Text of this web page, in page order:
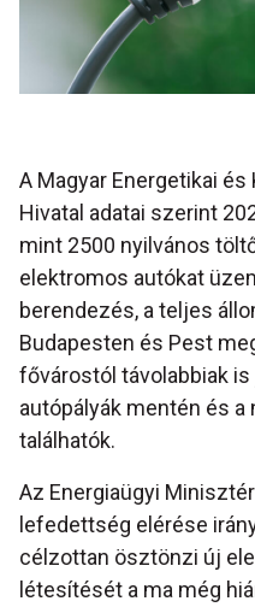
A Magyar Energetikai
Hivatal adatai szerint
mint 2500 nyilvános
elektromos autókat
berendezés, a teljes
Budapesten és Pest
fővárostól távolabbiak
autópályák mentén és
találhatók.
Az Energiaügyi
lefedettség elérése
célzottan ösztönzi új
létesítését a ma még